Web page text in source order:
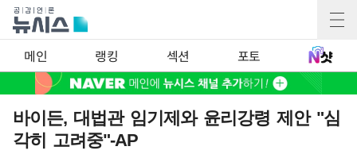
메인 랭킹 섹션 포토
바이든, 대법관 임기제와 윤리강령 제안 "심
각히 고려중"-AP